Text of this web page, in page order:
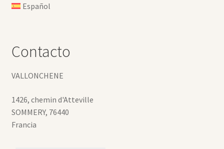
Español
Contacto
VALLONCHENE
1426, chemin d'Atteville
SOMMERY, 76440
Francia